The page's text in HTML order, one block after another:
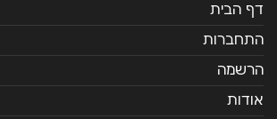
דף הבית
התחברות
הרשמה
אודות